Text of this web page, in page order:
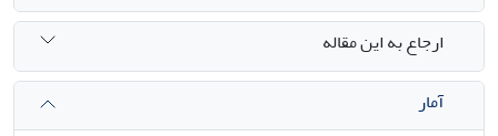
ارجاع به این مقاله
آمار